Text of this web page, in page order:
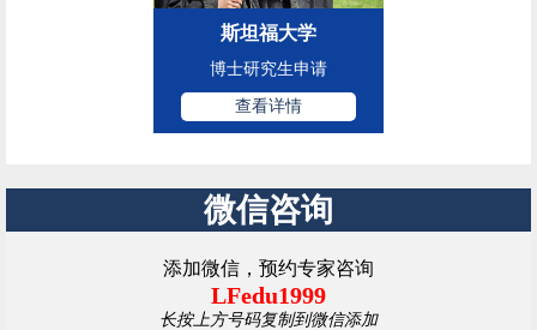
斯坦福大学
博士研究生申请
查看详情
微信咨询
添加微信，预约专家咨询
LFedu1999
长按上方号码复制到微信添加